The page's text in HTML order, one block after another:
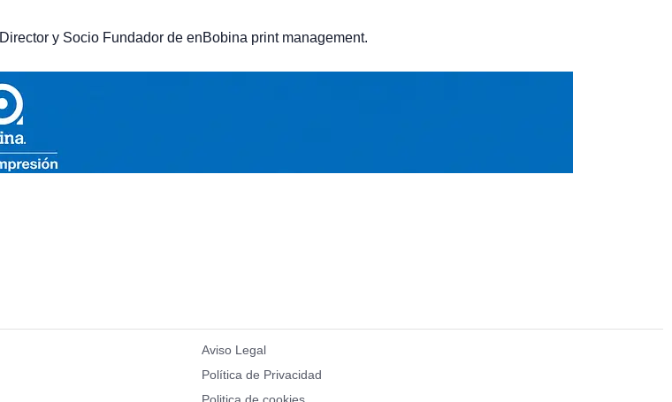
Director y Socio Fundador de enBobina print management.
Aviso Legal
Política de Privacidad
Politica de cookies